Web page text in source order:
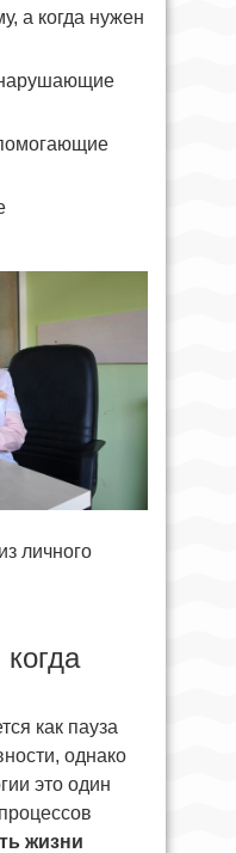
а когда нужен
личного
как пауза
однако
это один
жизни